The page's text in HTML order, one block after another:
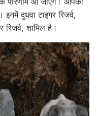
दुधवा टाइगर रिजर्व,
रिजर्व, शामिल है।